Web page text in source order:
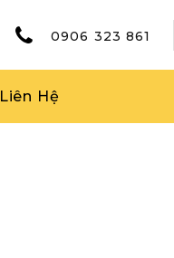
0906 323 861
Liên Hệ